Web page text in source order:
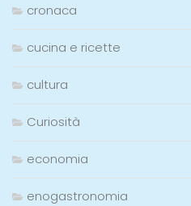
cronaca
cucina e ricette
cultura
Curiosità
economia
enogastronomia